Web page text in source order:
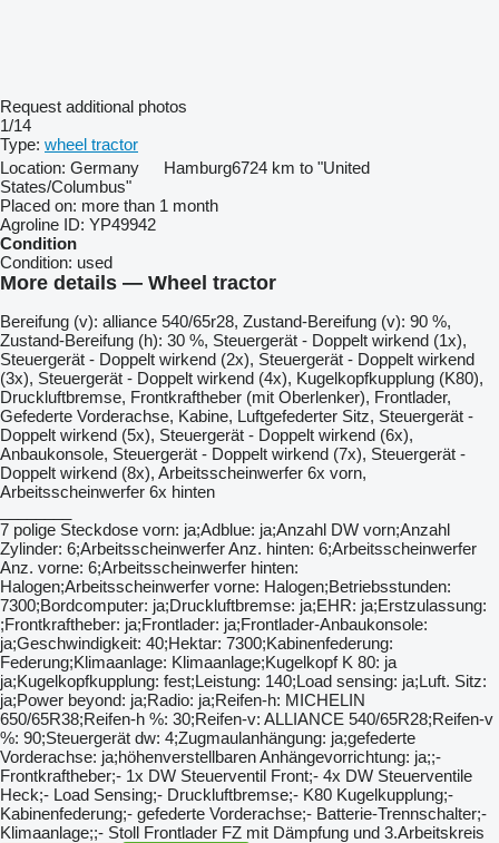
Request additional photos
1/14
Type: wheel tractor
Location: Germany Hamburg6724 km to "United
States/Columbus"
Placed on: more than 1 month
Agroline ID: YP49942
Condition
Condition: used
More details — Wheel tractor
Bereifung ​​​​​​​​​‌‌​​​​‌​​​​​​​​​‌‌‌​‌​‌​​​​​​​​​‌‌‌​‌​​​​​​​​​​​‌‌​‌‌‌‌​​​​​​​​​‌‌​‌‌​​​​​​​​​​​‌‌​‌​​‌​​​​​​​​​‌‌​‌‌‌​​​​​​​​​​‌‌​​‌​‌(v): alliance 540/65r28, Zustand-Bereifung (v): 90 %,
Zustand-Bereifung (h): 30 %, Steuergerät - Doppelt wirkend (1x),
Steuergerät - Doppelt wirkend (2x), Steuergerät - Doppelt wirkend
(3x), Steuergerät - Doppelt wirkend (4x), Kugelkopfkupplung (K80),
Druckluftbremse, Frontkraftheber (mit Oberlenker), Frontlader,
Gefederte Vorderachse, Kabine, Luftgefederter Sitz, Steuergerät -
Doppelt wirkend (5x), Steuergerät - Doppelt wirkend (6x),
Anbaukonsole, Steuergerät - Doppelt wirkend (7x), Steuergerät -
Doppelt wirkend (8x), Arbeitsscheinwerfer 6x vorn,
Arbeitsscheinwerfer 6x hinten
7 polige Steckdose vorn: ja;Adblue: ja;Anzahl DW vorn;Anzahl
Zylinder: 6;Arbeitsscheinwerfer Anz. hinten: 6;Arbeitsscheinwerfer
Anz. vorne: 6;Arbeitsscheinwerfer hinten:
Halogen;Arbeitsscheinwerfer vorne: Halogen;Betriebsstunden:
7300;Bordcomputer: ja;Druckluftbremse: ja;EHR: ja;Erstzulassung:
;Frontkraftheber: ja;Frontlader: ja;Frontlader-Anbaukonsole:
ja;Geschwindigkeit: 40;Hektar: 7300;Kabinenfederung:
Federung;Klimaanlage: Klimaanlage;Kugelkopf K 80: ja
ja;Kugelkopfkupplung: fest;Leistung: 140;Load sensing: ja;Luft. Sitz:
ja;Power beyond: ja;Radio: ja;Reifen-h: MICHELIN
650/65R38;Reifen-h %: 30;Reifen-v: ALLIANCE 540/65R28;Reifen-v
%: 90;Steuergerät dw: 4;Zugmaulanhängung: ja;gefederte
Vorderachse: ja;höhenverstellbaren Anhängevorrichtung: ja;;-
Frontkraftheber;- 1x DW Steuerventil Front;- 4x DW Steuerventile
Heck;- Load Sensing;- Druckluftbremse;- K80 Kugelkupplung;-
Kabinenfederung;- gefederte Vorderachse;- Batterie-Trennschalter;-
Klimaanlage;;- Stoll Frontlader FZ mit Dämpfung und 3.Arbeitskreis